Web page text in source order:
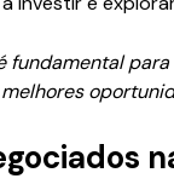
fundamental